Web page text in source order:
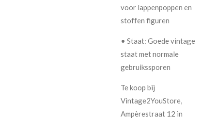
voor lappenpoppen en
stoffen figuren
• Staat: Goede vintage
staat met normale
gebruikssporen
Te koop bij
Vintage2YouStore,
Ampèrestraat 12 in